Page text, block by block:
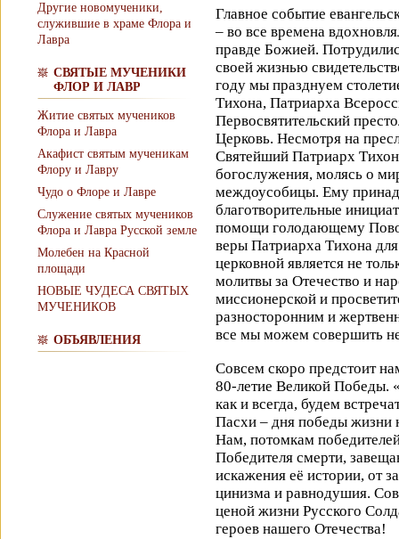
Другие новомученики,
служившие в храме Флора и
Лавра
СВЯТЫЕ МУЧЕНИКИ
ФЛОР И ЛАВР
Житие святых мучеников
Флора и Лавра
Акафист святым мученикам
Флору и Лавру
Чудо о Флоре и Лавре
Служение святых мучеников
Флора и Лавра Русской земле
Молебен на Красной
площади
НОВЫЕ ЧУДЕСА СВЯТЫХ
МУЧЕНИКОВ
ОБЪЯВЛЕНИЯ
Главное событие
– во все времена
правде Божией.
своей жизнью
году мы празднуем
Тихона, Патриарха
Первосвятительский
Церковь. Несмотря на
Святейший Патриарх
богослужения, молясь о
междоусобицы. Ему
благотворительные
помощи голодающему
веры Патриарха Тихона
церковной является не
молитвы за Отечество и
миссионерской и
разносторонним и
все мы можем совершить
Совсем скоро предстоит
80-летие Великой Победы.
как и всегда, будем
Пасхи – дня победы жизни
Нам, потомкам
Победителя смерти,
искажения её истории, от
цинизма и равнодушия.
ценой жизни Русского
героев нашего Отечества!